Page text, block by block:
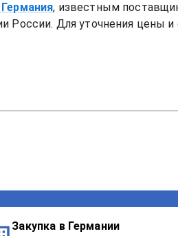
, известным
Для уточнения цены и
Закупка в Германии